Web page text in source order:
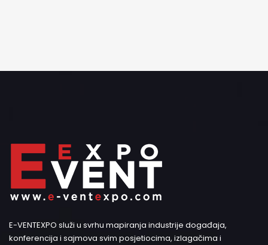
E-VENTEXPO služi u svrhu mapiranja industrije događaja,
konferencija i sajmova svim posjetiocima, izlagačima i